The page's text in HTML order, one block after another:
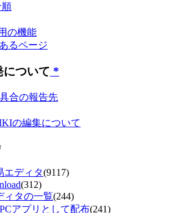
順
の機能
るページ
について *
合の報告先
の編集について
エディタ(9117)
(312)
ィタの一覧(244)
アプリとして配布(241)